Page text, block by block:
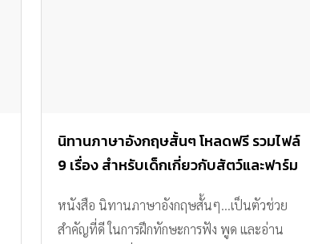
นิทานภาษาอังกฤษสั้นๆ โหลดฟรี รวมไฟล์
9 เรื่อง สำหรับเด็กเกี่ยวกับสัตว์และฟาร์ม
หนังสือ นิทานภาษาอังกฤษสั้นๆ...เป็นตัวช่วย
สำคัญที่ดี ในการฝึกทักษะการฟัง พูด และอ่าน